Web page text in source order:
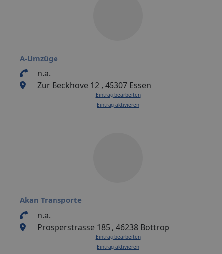
A-Umzüge
n.a.
Zur Beckhove 12 , 45307 Essen
Eintrag bearbeiten
Eintrag aktivieren
Akan Transporte
n.a.
Prosperstrasse 185 , 46238 Bottrop
Eintrag bearbeiten
Eintrag aktivieren